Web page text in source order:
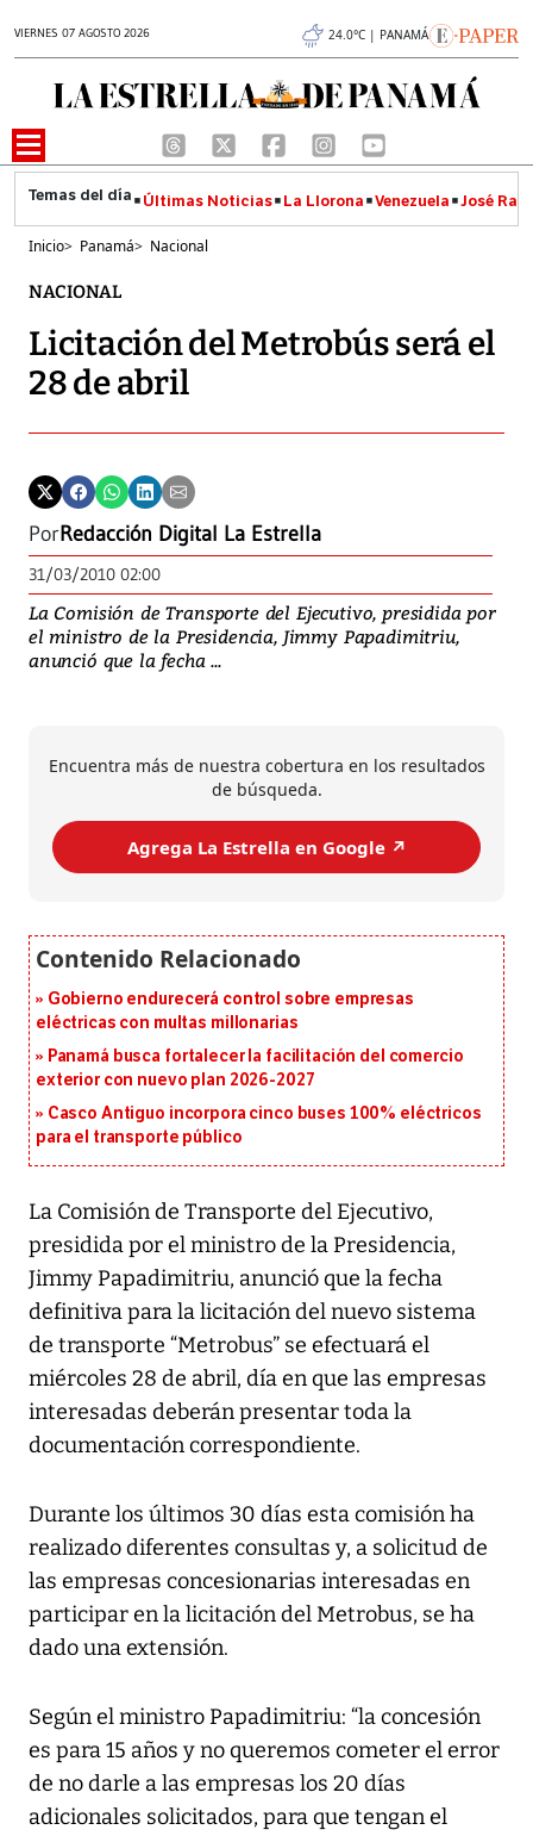
VIERNES 07 AGOSTO 2026 24.0°C | PANAMÁ
Últimas Noticias La Llorona Venezuela José
Inicio> Panamá> Nacional
NACIONAL
Licitación del Metrobús será el
28 de abril
PorRedacción Digital La Estrella
31/03/2010 02:00
La Comisión de Transporte del Ejecutivo, presidida por
el ministro de la Presidencia, Jimmy Papadimitriu,
anunció que la fecha ...
Encuentra más de nuestra cobertura en los resultados
de búsqueda.
Agrega La Estrella en Google ↗️
Gobierno endurecerá control sobre empresas
eléctricas con multas millonarias
Panamá busca fortalecer la facilitación del comercio
exterior con nuevo plan 2026-2027
Casco Antiguo incorpora cinco buses 100% eléctricos
para el transporte público
La Comisión de Transporte del Ejecutivo,
presidida por el ministro de la Presidencia,
Jimmy Papadimitriu, anunció que la fecha
definitiva para la licitación del nuevo sistema
de transporte “Metrobus” se efectuará el
miércoles 28 de abril, día en que las empresas
interesadas deberán presentar toda la
documentación correspondiente.
Durante los últimos 30 días esta comisión ha
realizado diferentes consultas y, a solicitud de
las empresas concesionarias interesadas en
participar en la licitación del Metrobus, se ha
dado una extensión.
Según el ministro Papadimitriu: “la concesión
es para 15 años y no queremos cometer el error
de no darle a las empresas los 20 días
adicionales solicitados, para que tengan el